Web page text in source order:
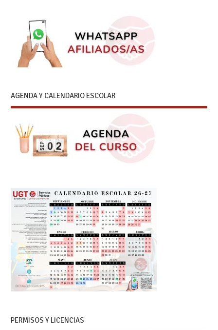
AGENDA Y CALENDARIO ESCOLAR
PERMISOS Y LICENCIAS